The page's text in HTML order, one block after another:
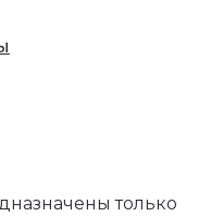
только